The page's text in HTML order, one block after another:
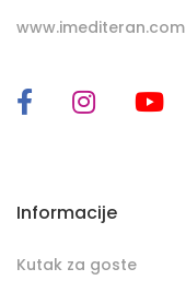
www.imediteran.com
Informacije
Kutak za goste